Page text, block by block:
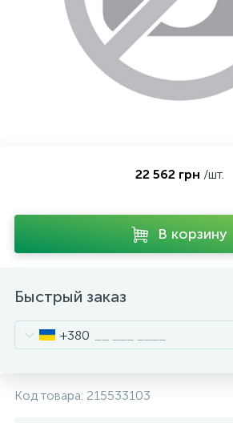
22 562 грн /шт.
В корзину
Быстрый заказ
+380
Код товара: 215533103
КонтактыСеребряные колье
Серебряные цепочки
Серебряные сувениры